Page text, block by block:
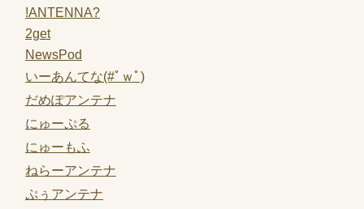
!ANTENNA?
2get
NewsPod
いーあんてな(#ﾟｗﾟ)
だめぽアンテナ
にゅーぷる
にゅーもふ
ねらーアンテナ
ぷぅアンテナ